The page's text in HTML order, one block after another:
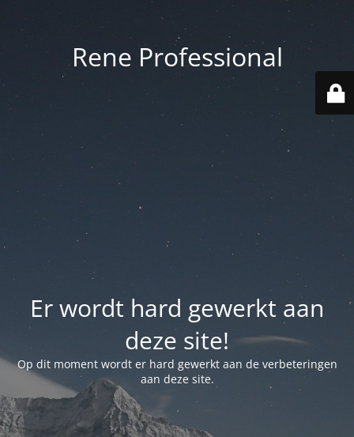
Rene Professional
Er wordt hard gewerkt aan
deze site!
Op dit moment wordt er hard gewerkt aan de verbeteringen
aan deze site.